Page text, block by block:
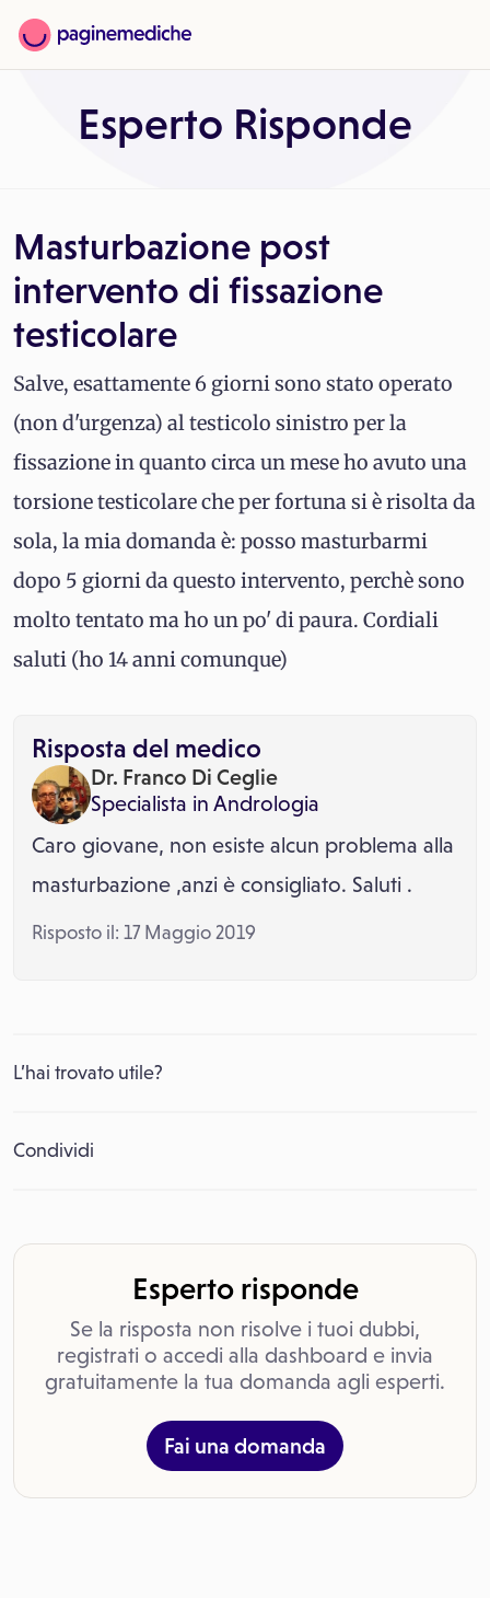
Esperto Risponde
Masturbazione post
intervento di fissazione
testicolare
Salve, esattamente 6 giorni sono stato operato
(non d'urgenza) al testicolo sinistro per la
fissazione in quanto circa un mese ho avuto una
torsione testicolare che per fortuna si è risolta da
sola, la mia domanda è: posso masturbarmi
dopo 5 giorni da questo intervento, perchè sono
molto tentato ma ho un po' di paura. Cordiali
saluti (ho 14 anni comunque)
Risposta del medico
Dr. Franco Di Ceglie
Specialista in Andrologia
Caro giovane, non esiste alcun problema alla
masturbazione ,anzi è consigliato. Saluti .
Risposto il: 17 Maggio 2019
L’hai trovato utile?
Condividi
Esperto risponde
Se la risposta non risolve i tuoi dubbi,
registrati o accedi alla dashboard e invia
gratuitamente la tua domanda agli esperti.
Fai una domanda